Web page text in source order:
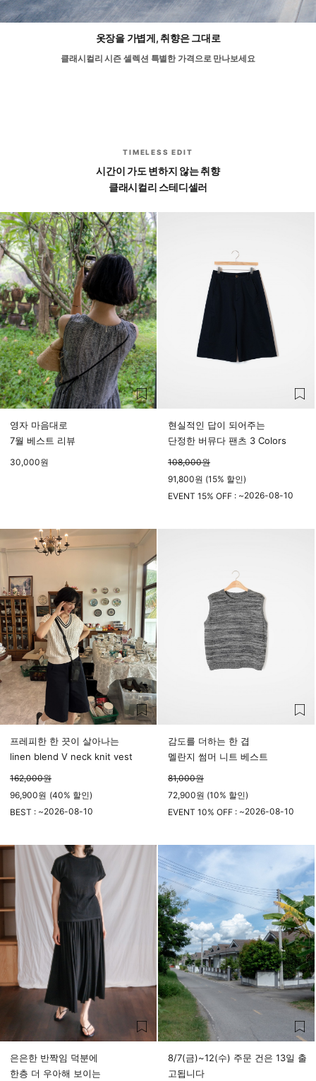
옷장을 가볍게, 취향은 그대로
클래시컬리 시즌 셀렉션 특별한 가격으로 만나보세요
TIMELESS EDIT
시간이 가도 변하지 않는 취향
클래시컬리 스테디셀러
영자 마음대로
7월 베스트 리뷰
30,000원
현실적인 답이 되어주는
단정한 버뮤다 팬츠 3 Colors
108,000원
91,800원 (15% 할인)
EVENT 15% OFF : ~2026-08-10
프레피한 한 끗이 살아나는
linen blend V neck knit vest
162,000원
96,900원 (40% 할인)
BEST : ~2026-08-10
감도를 더하는 한 겹
멜란지 썸머 니트 베스트
81,000원
72,900원 (10% 할인)
EVENT 10% OFF : ~2026-08-10
은은한 반짝임 덕분에
한층 더 우아해 보이는
8/7(금)~12(수) 주문 건은 13일 출
고됩니다